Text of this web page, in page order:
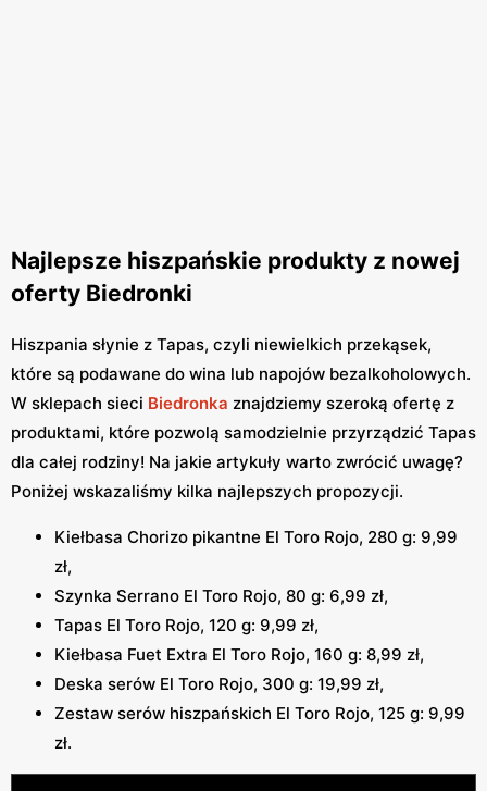
Najlepsze hiszpańskie produkty z nowej
oferty Biedronki
Hiszpania słynie z Tapas, czyli niewielkich przekąsek,
które są podawane do wina lub napojów bezalkoholowych.
W sklepach sieci Biedronka znajdziemy szeroką ofertę z
produktami, które pozwolą samodzielnie przyrządzić Tapas
dla całej rodziny! Na jakie artykuły warto zwrócić uwagę?
Poniżej wskazaliśmy kilka najlepszych propozycji.
Kiełbasa Chorizo pikantne El Toro Rojo, 280 g: 9,99
zł,
Szynka Serrano El Toro Rojo, 80 g: 6,99 zł,
Tapas El Toro Rojo, 120 g: 9,99 zł,
Kiełbasa Fuet Extra El Toro Rojo, 160 g: 8,99 zł,
Deska serów El Toro Rojo, 300 g: 19,99 zł,
Zestaw serów hiszpańskich El Toro Rojo, 125 g: 9,99
zł.